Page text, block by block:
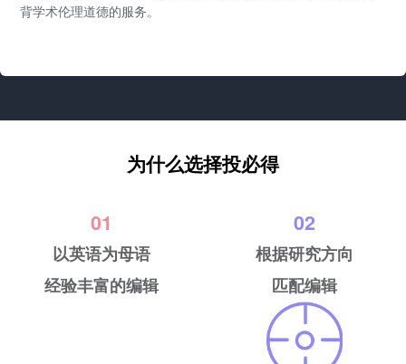
背学术伦理道德的服务。
为什么选择投必得
01
以英语为母语
经验丰富的编辑
02
根据研究方向
匹配编辑